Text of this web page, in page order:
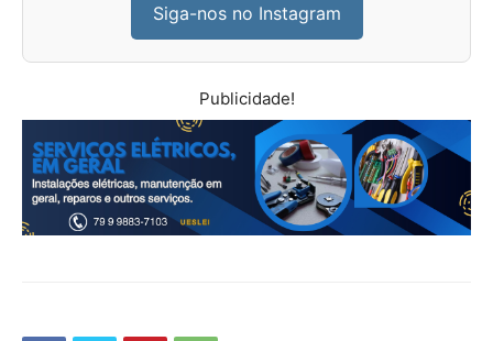
Siga-nos no Instagram
Publicidade!